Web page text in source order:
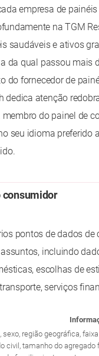
empresa de
na TGM
saudáveis e ativos
da qual passou mais
do fornecedor de
dedica atenção
do painel de
seu idioma preferido
consumidor
pontos de dados
incluindo
escolhas de
serviços
sexo, região geográfica,
civil, tamanho do